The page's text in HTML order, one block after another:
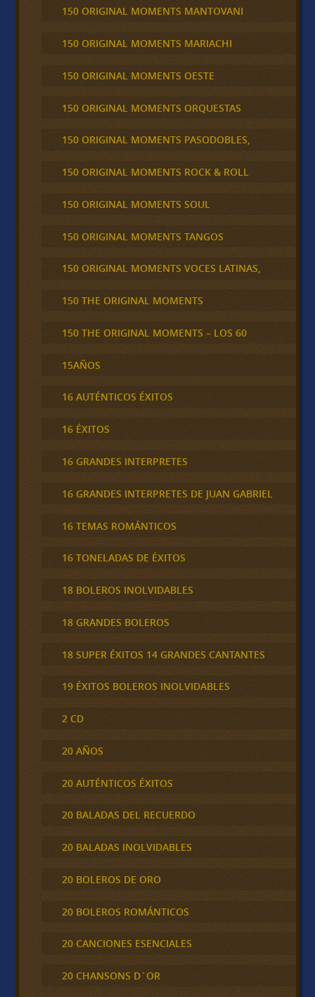
150 ORIGINAL MOMENTS MANTOVANI
150 ORIGINAL MOMENTS MARIACHI
150 ORIGINAL MOMENTS OESTE
150 ORIGINAL MOMENTS ORQUESTAS
150 ORIGINAL MOMENTS PASODOBLES,
150 ORIGINAL MOMENTS ROCK & ROLL
150 ORIGINAL MOMENTS SOUL
150 ORIGINAL MOMENTS TANGOS
150 ORIGINAL MOMENTS VOCES LATINAS,
150 THE ORIGINAL MOMENTS
150 THE ORIGINAL MOMENTS – LOS 60
15AÑOS
16 AUTÉNTICOS ÉXITOS
16 ÉXITOS
16 GRANDES INTERPRETES
16 GRANDES INTERPRETES DE JUAN GABRIEL
16 TEMAS ROMÁNTICOS
16 TONELADAS DE ÉXITOS
18 BOLEROS INOLVIDABLES
18 GRANDES BOLEROS
18 SUPER ÉXITOS 14 GRANDES CANTANTES
19 ÉXITOS BOLEROS INOLVIDABLES
2 CD
20 AÑOS
20 AUTÉNTICOS ÉXITOS
20 BALADAS DEL RECUERDO
20 BALADAS INOLVIDABLES
20 BOLEROS DE ORO
20 BOLEROS ROMÁNTICOS
20 CANCIONES ESENCIALES
20 CHANSONS D´OR